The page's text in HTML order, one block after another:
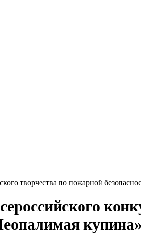
творчества по пожарной
купина»